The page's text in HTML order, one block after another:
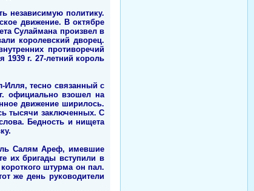
независимую политику.
движение. В октябре
Сулаймана произвел в
королевский дворец.
противоречий
1939 г. 27-летний король
Илля, тесно связанный с
официально взошел на
движение ширилось.
тысячи заключенных. С
Бедность и нищета
Салям Ареф, имевшие
их бригады вступили в
штурма он пал.
же день руководители